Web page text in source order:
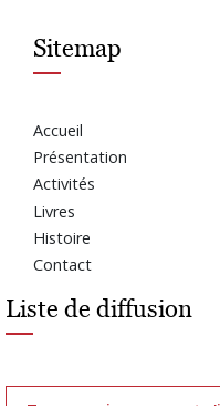
Sitemap
Accueil
Présentation
Activités
Livres
Histoire
Contact
Liste de diffusion